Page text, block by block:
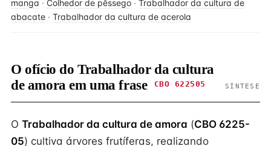
manga · Colhedor de pêssego · Trabalhador da cultura de
abacate · Trabalhador da cultura de acerola
O ofício do Trabalhador da cultura
de amora em uma frase
CBO 622505 SÍNTESE
O Trabalhador da cultura de amora (CBO 6225-
05) cultiva árvores frutíferas, realizando